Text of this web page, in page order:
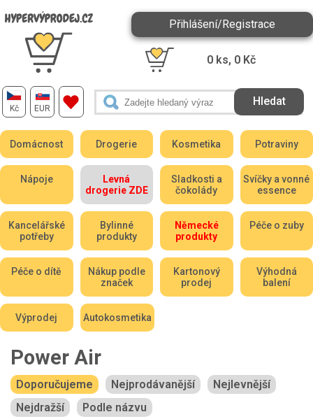
Kč EUR
Přihlášení/Registrace
0 ks, 0 Kč
Domácnost Drogerie Kosmetika Potraviny
Nápoje
Levná
drogerie ZDE
Sladkosti a
čokolády
Svíčky a vonné
essence
Kancelářské
potřeby
Bylinné
produkty
Německé
produkty
Péče o zuby
Péče o dítě
Nákup podle
značek
Kartonový
prodej
Výhodná
balení
Výprodej Autokosmetika
Power Air
Doporučujeme Nejprodávanější
Nejlevnější
Nejdražší
Podle názvu